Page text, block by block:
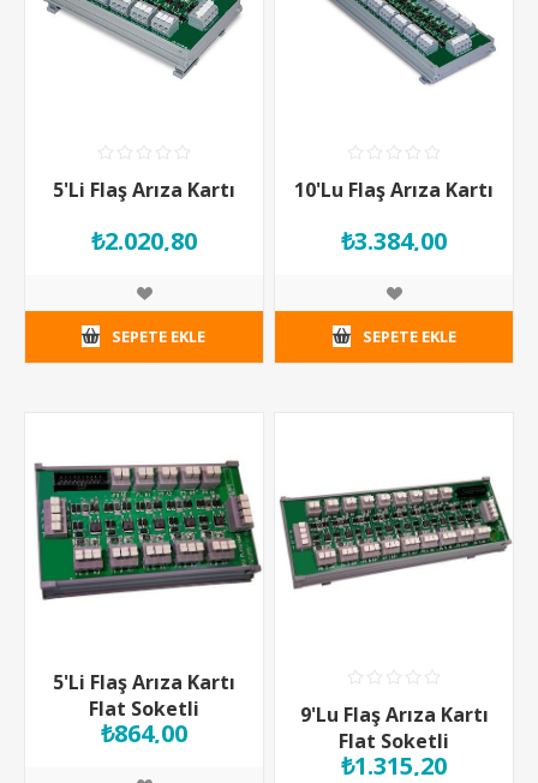
5'Li Flaş Arıza Kartı
₺2.020,80
SEPETE EKLE
10'Lu Flaş Arıza Kartı
₺3.384,00
SEPETE EKLE
5'Li Flaş Arıza Kartı
Flat Soketli
₺864,00
9'Lu Flaş Arıza Kartı
Flat Soketli
₺1.315,20